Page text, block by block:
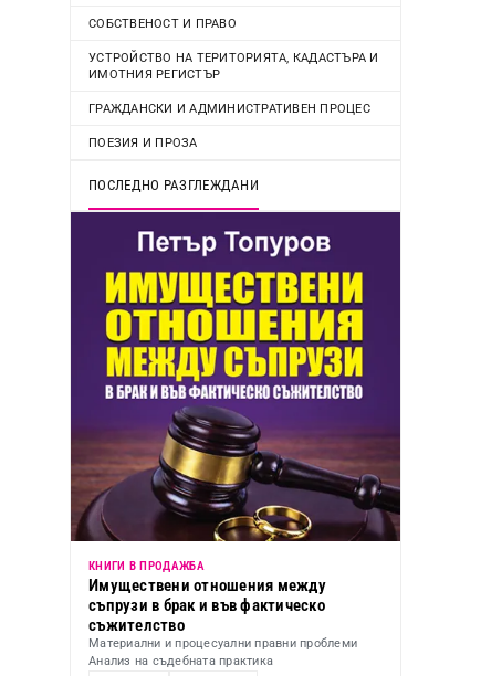
СОБСТВЕНОСТ И ПРАВО
УСТРОЙСТВО НА ТЕРИТОРИЯТА, КАДАСТЪРА И
ИМОТНИЯ РЕГИСТЪР
ГРАЖДАНСКИ И АДМИНИСТРАТИВЕН ПРОЦЕС
ПОЕЗИЯ И ПРОЗА
ПОСЛЕДНО РАЗГЛЕЖДАНИ
КНИГИ В ПРОДАЖБА
Имуществени отношения между
съпрузи в брак и във фактическо
съжителство
Материални и процесуални правни проблеми
Анализ на съдебната практика